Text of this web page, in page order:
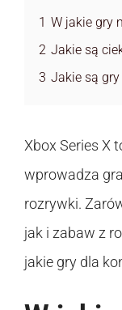
1 W jakie gry
2 Jakie są
3 Jakie są gry
Xbox Series X
wprowadza
rozrywki.
jak i zabaw z
jakie gry dla